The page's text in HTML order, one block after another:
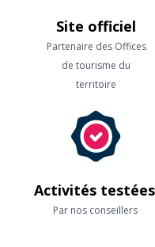
Site officiel
Partenaire des Offices
de tourisme du
territoire
Activités testées
Par nos conseillers